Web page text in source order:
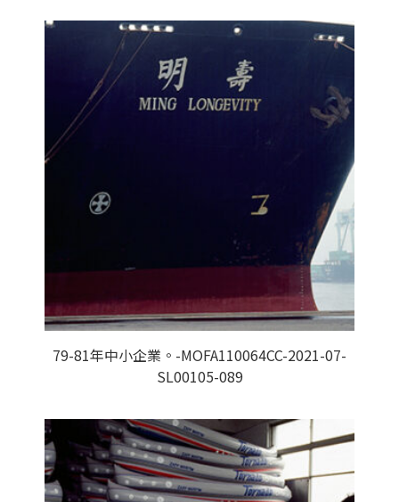
79-81年中小企業。-MOFA110064CC-2021-07-
SL00105-089